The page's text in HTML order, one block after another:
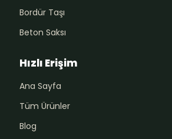
Bordür Taşı
Beton Saksı
Hızlı Erişim
Ana Sayfa
Tüm Ürünler
Blog